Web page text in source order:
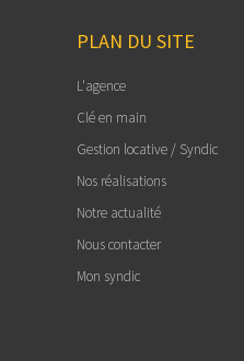
PLAN DU SITE
L'agence
Clé en main
Gestion locative / Syndic
Nos réalisations
Notre actualité
Nous contacter
Mon syndic